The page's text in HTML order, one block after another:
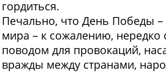
гордиться.
Печально, что День Победы –
мира – к сожалению, нередко
поводом для провокаций,
вражды между странами,